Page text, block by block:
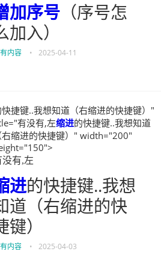
加序号 （序号怎
加入）
内容 • 2025-04-11
快捷键..我想知道（右缩进的快捷键）"
有没有,左缩进的快捷键..我想知道
右缩进的快捷键）" width="200"
没有,左
进的快捷键..我想
道（右缩进的快
键）
内容 • 2025-04-03